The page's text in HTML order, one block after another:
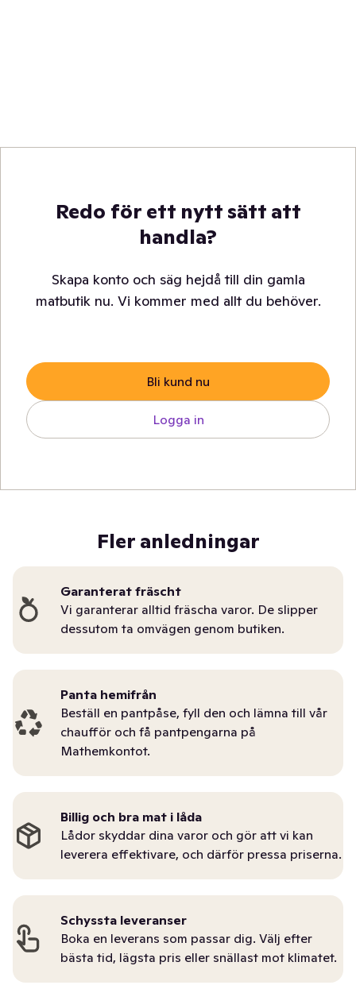
Redo för ett nytt sätt att
handla?
Skapa konto och säg hejdå till din gamla
matbutik nu. Vi kommer med allt du behöver.
Bli kund nu
Logga in
Fler anledningar
Garanterat fräscht
Vi garanterar alltid fräscha varor. De slipper
dessutom ta omvägen genom butiken.
Panta hemifrån
Beställ en pantpåse, fyll den och lämna till vår
chaufför och få pantpengarna på
Mathemkontot.
Billig och bra mat i låda
Lådor skyddar dina varor och gör att vi kan
leverera effektivare, och därför pressa priserna.
Schyssta leveranser
Boka en leverans som passar dig. Välj efter
bästa tid, lägsta pris eller snällast mot klimatet.